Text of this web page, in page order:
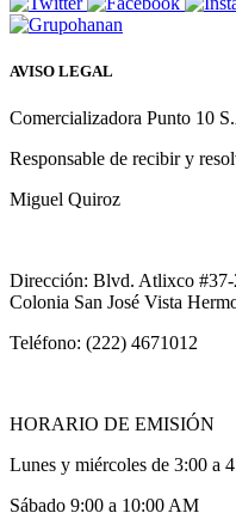
AVISO LEGAL
Comercializadora Punto 10
Responsable de recibir y
Miguel Quiroz
Dirección: Blvd. Atlixco #37-
Colonia San José Vista
Teléfono: (222) 4671012
HORARIO DE EMISIÓN
Lunes y miércoles de 3:00 a
Sábado 9:00 a 10:00 AM